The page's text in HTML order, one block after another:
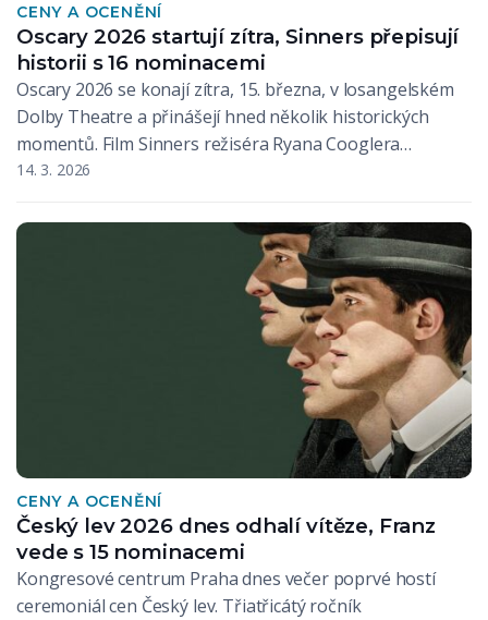
CENY A OCENĚNÍ
Oscary 2026 startují zítra, Sinners přepisují
historii s 16 nominacemi
Oscary 2026 se konají zítra, 15. března, v losangelském
Dolby Theatre a přinášejí hned několik historických
momentů. Film Sinners režiséra Ryana Cooglera…
14. 3. 2026
CENY A OCENĚNÍ
Český lev 2026 dnes odhalí vítěze, Franz
vede s 15 nominacemi
Kongresové centrum Praha dnes večer poprvé hostí
ceremoniál cen Český lev. Třiatřicátý ročník